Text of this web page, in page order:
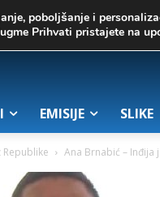
август 2026.
EMISIJE SLIKE
Republike Ana Brnabić –
poboljšanje i
Prihvati pristajete na